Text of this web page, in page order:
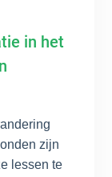
in het
zijn
lessen te